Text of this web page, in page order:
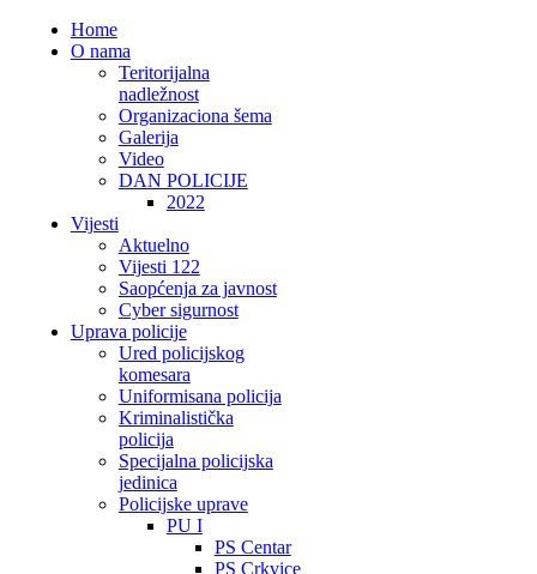
Home
O nama
Teritorijalna
nadležnost
Organizaciona šema
Galerija
Video
DAN POLICIJE
2022
Vijesti
Aktuelno
Vijesti 122
Saopćenja za javnost
Cyber sigurnost
Uprava policije
Ured policijskog
komesara
Uniformisana policija
Kriminalistička
policija
Specijalna policijska
jedinica
Policijske uprave
PU I
PS Centar
PS Crkvice